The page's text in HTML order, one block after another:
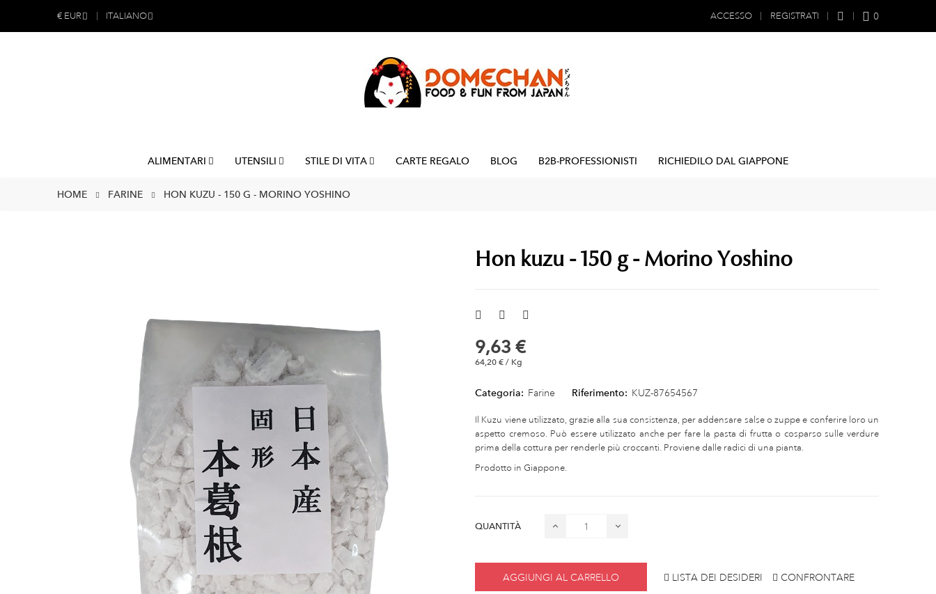
€ EUR ITALIANO ACCESSO REGISTRATI 0
ALIMENTARI UTENSILI STILE DI VITA CARTE REGALO BLOG B2B-PROFESSIONISTI RICHIEDILO DAL GIAPPONE
HOME FARINE HON KUZU - 150 G - MORINO YOSHINO
Hon kuzu - 150 g - Morino Yoshino
9,63 €
64,20 € / Kg
Categoria: Farine Riferimento: KUZ-87654567
Il Kuzu viene utilizzato, grazie alla sua consistenza, per addensare salse o zuppe e conferire loro un
aspetto cremoso. Può essere utilizzato anche per fare la pasta di frutta o cosparso sulle verdure
prima della cottura per renderle più croccanti. Proviene dalle radici di una pianta.
Prodotto in Giappone.
QUANTITÀ
AGGIUNGI AL CARRELLO LISTA DEI DESIDERI CONFRONTARE